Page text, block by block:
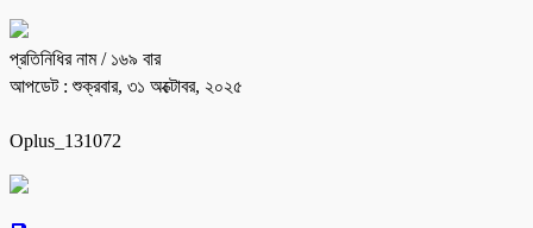
প্রতিনিধির নাম/ ১৬৯ বার
আপডেট : শুক্রবার, ৩১ অক্টোবর, ২০২৫
Oplus_131072